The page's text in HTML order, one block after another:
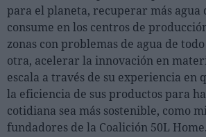
para el planeta, recuperar más agua
consume en los centros de
zonas con problemas de agua de
otra, acelerar la innovación en
escala a través de su experiencia en
la eficiencia de sus productos para
cotidiana sea más sostenible, como
fundadores de la Coalición 50L Home.